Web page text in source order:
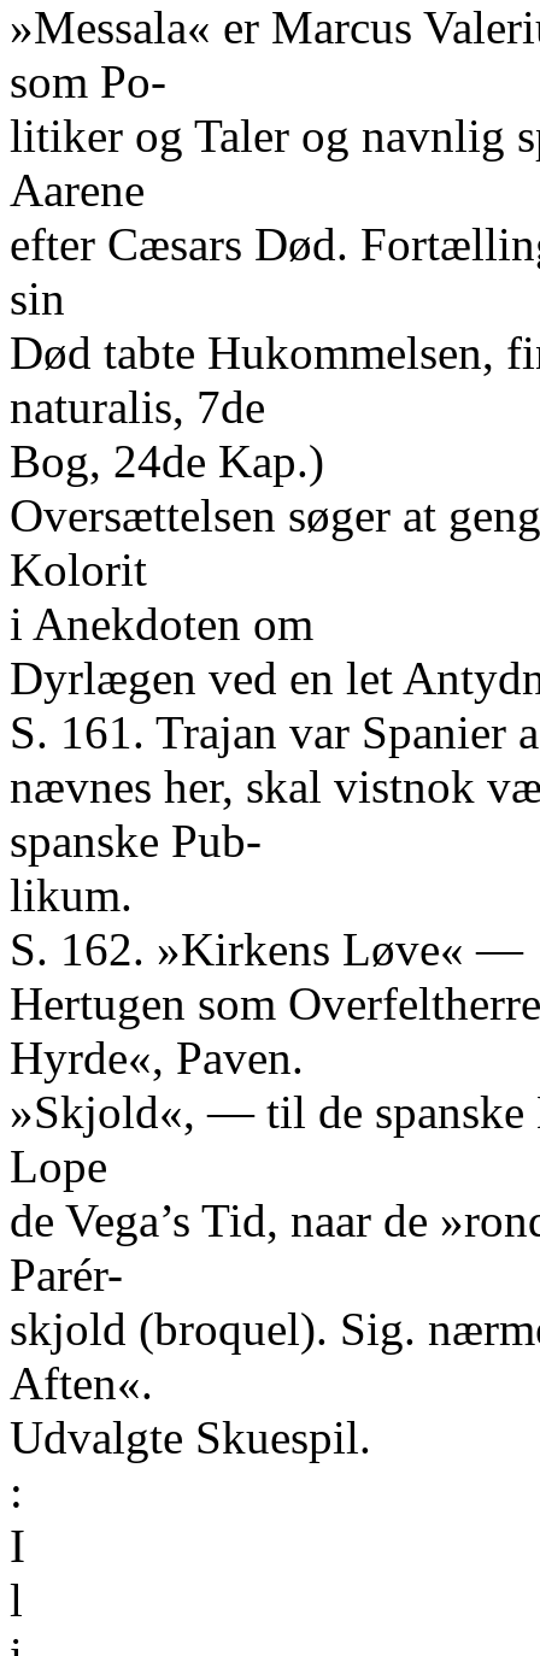
»Messala« er Marcus
som Po-
litiker og Taler og navnlig
Aarene
efter Cæsars Død.
sin
Død tabte Hukommelsen,
naturalis, 7de
Bog, 24de Kap.)
Oversættelsen søger at
Kolorit
i Anekdoten om
Dyrlægen ved en let
S. 161. Trajan var Spanier
nævnes her, skal vistnok
spanske Pub-
likum.
S. 162. »Kirkens Løve« —
Hertugen som
Hyrde«, Paven.
»Skjold«, — til de spanske
Lope
de Vega’s Tid, naar de
Parér-
skjold (broquel). Sig.
Aften«.
Udvalgte Skuespil.
:
I
l